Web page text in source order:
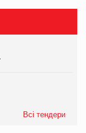
Всі тендери